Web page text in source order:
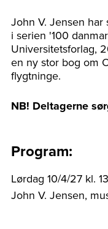
John V. Jensen
i serien '100
Universitetsforlag,
en ny stor bog om
flygtninge.
NB! Deltagerne
Program:
Lørdag 10/4/27 kl.
John V. Jensen,